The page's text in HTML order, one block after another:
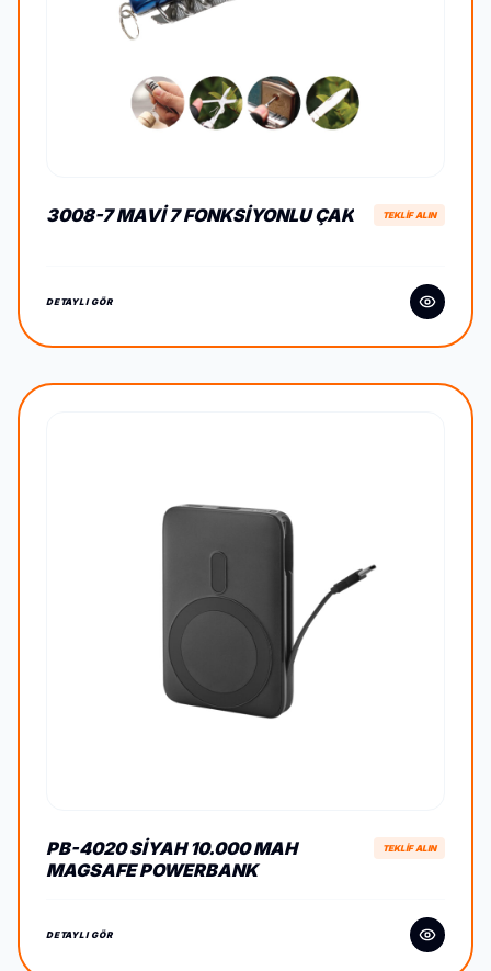
3008-7 MAVI 7 FONKSIYONLU ÇAK TEKLİF ALIN
DETAYLI GÖR
PB-4020 SIYAH 10.000 MAH
MAGSAFE POWERBANK
TEKLİF ALIN
DETAYLI GÖR